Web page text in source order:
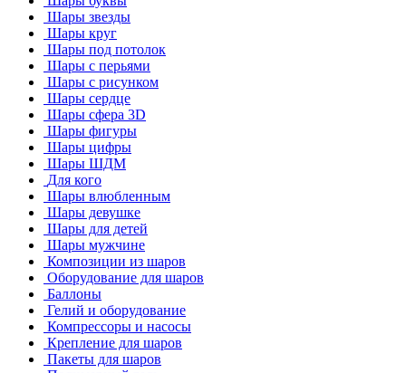
Шары звезды
Шары круг
Шары под потолок
Шары с перьями
Шары с рисунком
Шары сердце
Шары сфера 3D
Шары фигуры
Шары цифры
Шары ШДМ
Для кого
Шары влюбленным
Шары девушке
Шары для детей
Шары мужчине
Композиции из шаров
Оборудование для шаров
Баллоны
Гелий и оборудование
Компрессоры и насосы
Крепление для шаров
Пакеты для шаров